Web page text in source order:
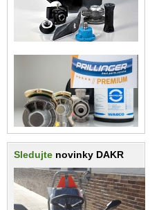
Sledujte novinky DAKR